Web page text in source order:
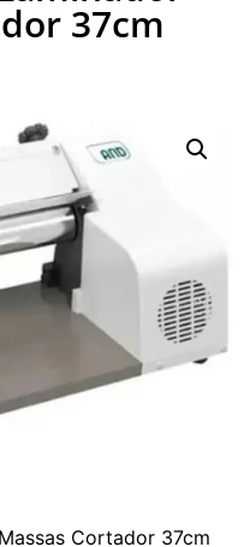
37cm
Cortador 37cm